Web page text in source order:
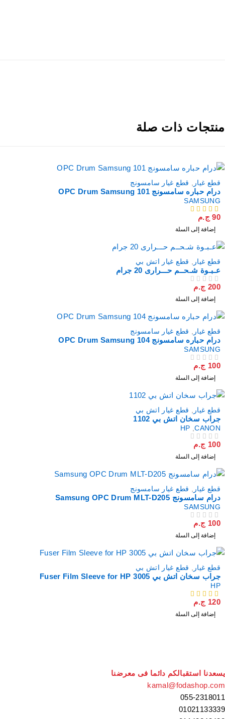
ذات صلة
قطع غيار, قطع غيار سامسونج
درام حباره سامسونج 101 OPC Drum Samsung
SAMSUNG
90 ج.م
إضافة إلى السلة
قطع غيار, قطع غيار اتش بي
عـبـوة شـحــم حـــرارى 20 جرام
200 ج.م
إضافة إلى السلة
قطع غيار, قطع غيار سامسونج
درام حباره سامسونج 104 OPC Drum Samsung
SAMSUNG
100 ج.م
إضافة إلى السلة
قطع غيار, قطع غيار اتش بي
جراب سخان اتش بي 1102
CANON
,
HP
100 ج.م
إضافة إلى السلة
قطع غيار, قطع غيار سامسونج
درام سامسونج Samsung OPC Drum MLT-D205
SAMSUNG
100 ج.م
إضافة إلى السلة
قطع غيار, قطع غيار اتش بي
جراب سخان اتش بي Fuser Film Sleeve for HP 3005
HP
120 ج.م
إضافة إلى السلة
استقبالكم دائما فى معرضنا
055-